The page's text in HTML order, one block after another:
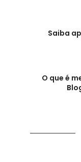
Saiba
O que é